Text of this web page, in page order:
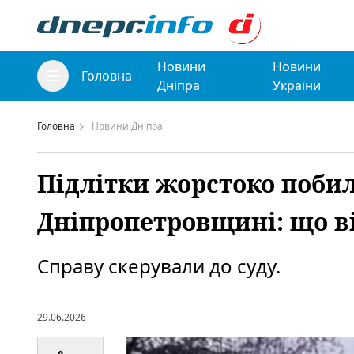
Головна
Новини
Дніпра
Новини
України
Головна Новини Дніпра
Підлітки жорстоко
Дніпропетровщині: що
Справу скерували до суду.
29.06.2026